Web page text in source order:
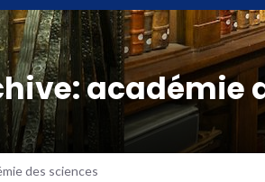
académie
des sciences